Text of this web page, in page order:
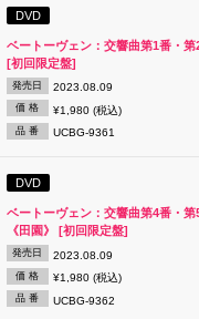
DVD
ベートーヴェン：交響曲第1番・第
[初回限定盤]
発売日 2023.08.09
価 格 ¥1,980 (税込)
品 番 UCBG-9361
DVD
ベートーヴェン：交響曲第4番・
《田園》 [初回限定盤]
発売日 2023.08.09
価 格 ¥1,980 (税込)
品 番 UCBG-9362